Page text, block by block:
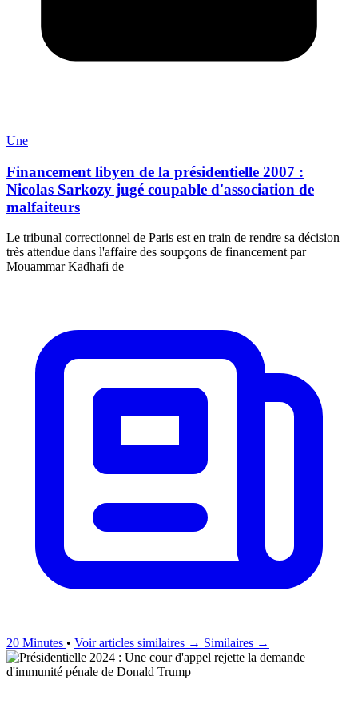
Une
Financement libyen de la présidentielle 2007 :
Nicolas Sarkozy jugé coupable d'association de
malfaiteurs
Le tribunal correctionnel de Paris est en train de rendre sa décision
très attendue dans l'affaire des soupçons de financement par
Mouammar Kadhafi de
20 Minutes • Voir articles similaires → Similaires →